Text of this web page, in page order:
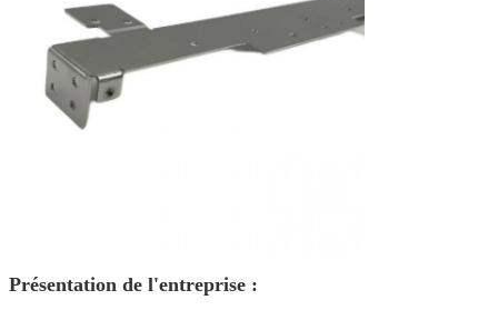
Présentation de l'entreprise :